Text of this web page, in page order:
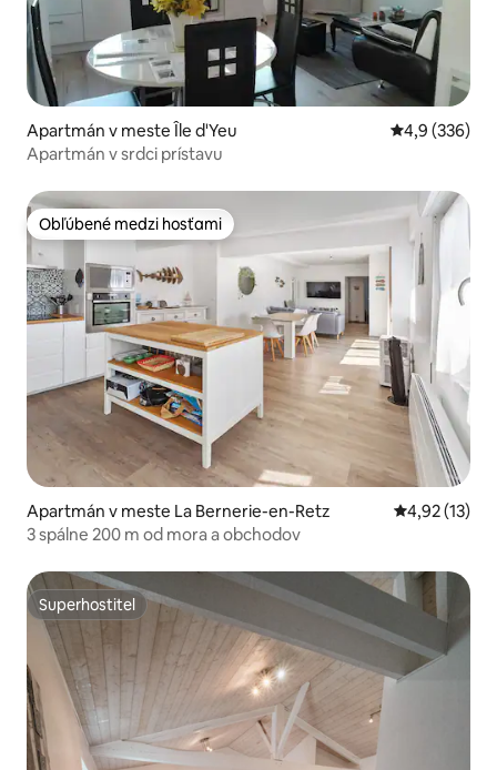
Apartmán v meste Île d'Yeu Priemerné
4,9 (336)
Apartmán v srdci prístavu
Obľúbené medzi hosťami
Obľúbené medzi hosťami
Apartmán v meste La Bernerie-en-Retz Priemerné
4,92 (13)
3 spálne 200 m od mora a obchodov
Superhostiteľ
Superhostiteľ